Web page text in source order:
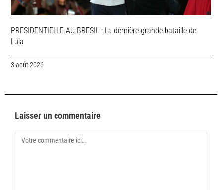
PRESIDENTIELLE AU BRESIL : La dernière grande bataille de
Lula
3 août 2026
Laisser un commentaire